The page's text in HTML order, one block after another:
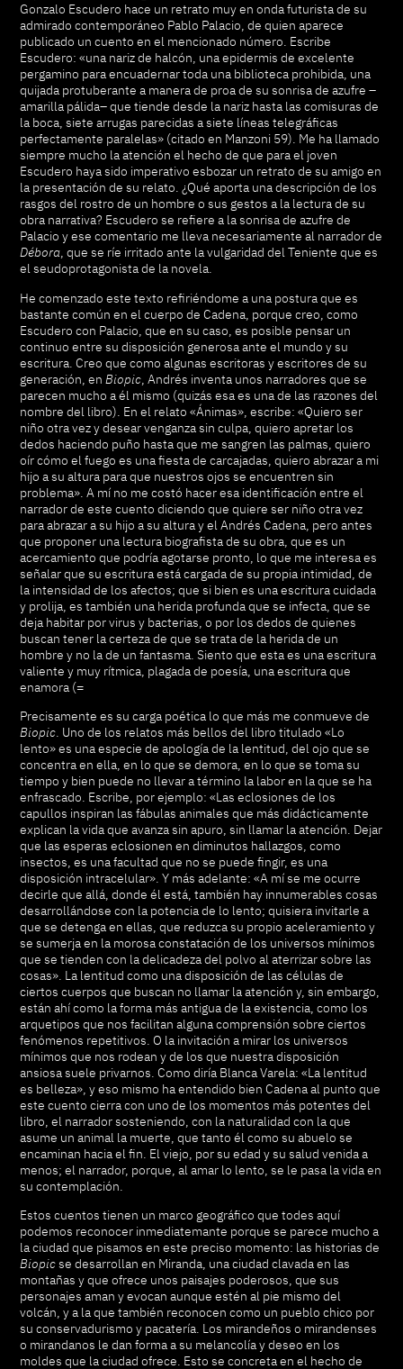
Gonzalo Escudero hace un retrato muy en onda futurista de su
admirado contemporáneo Pablo Palacio, de quien aparece
publicado un cuento en el mencionado número. Escribe
Escudero: «una nariz de halcón, una epidermis de excelente
pergamino para encuadernar toda una biblioteca prohibida, una
quijada protuberante a manera de proa de su sonrisa de azufre –
amarilla pálida– que tiende desde la nariz hasta las comisuras de
la boca, siete arrugas parecidas a siete líneas telegráficas
perfectamente paralelas» (citado en Manzoni 59). Me ha llamado
siempre mucho la atención el hecho de que para el joven
Escudero haya sido imperativo esbozar un retrato de su amigo en
la presentación de su relato. ¿Qué aporta una descripción de los
rasgos del rostro de un hombre o sus gestos a la lectura de su
obra narrativa? Escudero se refiere a la sonrisa de azufre de
Palacio y ese comentario me lleva necesariamente al narrador de
Débora, que se ríe irritado ante la vulgaridad del Teniente que es
el seudoprotagonista de la novela.
He comenzado este texto refiriéndome a una postura que es
bastante común en el cuerpo de Cadena, porque creo, como
Escudero con Palacio, que en su caso, es posible pensar un
continuo entre su disposición generosa ante el mundo y su
escritura. Creo que como algunas escritoras y escritores de su
generación, en Biopic , Andrés inventa unos narradores que se
parecen mucho a él mismo (quizás esa es una de las razones del
nombre del libro). En el relato «Ánimas», escribe: «Quiero ser
niño otra vez y desear venganza sin culpa, quiero apretar los
dedos haciendo puño hasta que me sangren las palmas, quiero
oír cómo el fuego es una fiesta de carcajadas, quiero abrazar a mi
hijo a su altura para que nuestros ojos se encuentren sin
problema». A mí no me costó hacer esa identificación entre el
narrador de este cuento diciendo que quiere ser niño otra vez
para abrazar a su hijo a su altura y el Andrés Cadena, pero antes
que proponer una lectura biografista de su obra, que es un
acercamiento que podría agotarse pronto, lo que me interesa es
señalar que su escritura está cargada de su propia intimidad, de
la intensidad de los afectos; que si bien es una escritura cuidada
y prolija, es también una herida profunda que se infecta, que se
deja habitar por virus y bacterias, o por los dedos de quienes
buscan tener la certeza de que se trata de la herida de un
hombre y no la de un fantasma. Siento que esta es una escritura
valiente y muy rítmica, plagada de poesía, una escritura que
enamora (=
Precisamente es su carga poética lo que más me conmueve de
Biopic. Uno de los relatos más bellos del libro titulado «Lo
lento» es una especie de apología de la lentitud, del ojo que se
concentra en ella, en lo que se demora, en lo que se toma su
tiempo y bien puede no llevar a término la labor en la que se ha
enfrascado. Escribe, por ejemplo: «Las eclosiones de los
capullos inspiran las fábulas animales que más didácticamente
explican la vida que avanza sin apuro, sin llamar la atención. Dejar
que las esperas eclosionen en diminutos hallazgos, como
insectos, es una facultad que no se puede fingir, es una
disposición intracelular». Y más adelante: «A mí se me ocurre
decirle que allá, donde él está, también hay innumerables cosas
desarrollándose con la potencia de lo lento; quisiera invitarle a
que se detenga en ellas, que reduzca su propio aceleramiento y
se sumerja en la morosa constatación de los universos mínimos
que se tienden con la delicadeza del polvo al aterrizar sobre las
cosas». La lentitud como una disposición de las células de
ciertos cuerpos que buscan no llamar la atención y, sin embargo,
están ahí como la forma más antigua de la existencia, como los
arquetipos que nos facilitan alguna comprensión sobre ciertos
fenómenos repetitivos. O la invitación a mirar los universos
mínimos que nos rodean y de los que nuestra disposición
ansiosa suele privarnos. Como diría Blanca Varela: «La lentitud
es belleza», y eso mismo ha entendido bien Cadena al punto que
este cuento cierra con uno de los momentos más potentes del
libro, el narrador sosteniendo, con la naturalidad con la que
asume un animal la muerte, que tanto él como su abuelo se
encaminan hacia el fin. El viejo, por su edad y su salud venida a
menos; el narrador, porque, al amar lo lento, se le pasa la vida en
su contemplación.
Estos cuentos tienen un marco geográfico que todes aquí
podemos reconocer inmediatemante porque se parece mucho a
la ciudad que pisamos en este preciso momento: las historias de
Biopicse desarrollan en Miranda, una ciudad clavada en las
montañas y que ofrece unos paisajes poderosos, que sus
personajes aman y evocan aunque estén al pie mismo del
volcán, y a la que también reconocen como un pueblo chico por
su conservadurismo y pacatería. Los mirandeños o mirandenses
o mirandanos le dan forma a su melancolía y deseo en los
moldes que la ciudad ofrece. Esto se concreta en el hecho de